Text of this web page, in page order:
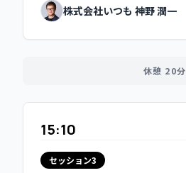
株式会社いつも 藤瀬 公耀
15:10
株式会社いつも 神野 潤一
休憩 20分
15:10
セッション3